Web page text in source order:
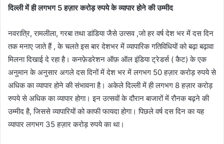
दिल्ली में ही लगभग 5 हज़ार करोड़ रुपये के व्यापार होने की उम्मीद
नवरात्रि, रामलीला, गरबा तथा डांडिया जैसे उत्सव ,जो हर वर्ष देश भर में दस दिन
तक मनाए जाते हैं , के चलते इस बार देशभर में व्यापारिक गतिविधियों को बढ़ा बढ़ावा
मिलना दिखाई दे रहा है। कनफ़ेडरेशन ऑफ़ ऑल इंडिया ट्रेडर्स ( कैट) के एक
अनुमान के अनुसार अगले दस दिनों में देश भर में लगभग 50 हज़ार करोड़ रुपये से
अधिक का व्यापार होने की संभावना है। अकेले दिल्ली में ही लगभग 8 हज़ार करोड़
रुपये से अधिक का व्यापार होगा। इन उत्सवों के दौरान बाजारों में रौनक बढ़ने की
उम्मीद है, जिससे व्यापारियों को काफी फायदा होगा। पिछले वर्ष दस दिन का यह
व्यापार लगभग 35 हज़ार करोड़ रुपये का था।